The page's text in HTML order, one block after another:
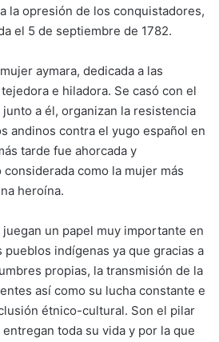
la opresión de los conquistadores,
el 5 de septiembre de 1782.
aymara, dedicada a las
e hiladora. Se casó con el
a él, organizan la resistencia
andinos contra el yugo español en
tarde fue ahorcada y
como la mujer más
heroína.
un papel muy importante en
indígenas ya que gracias a
propias, la transmisión de la
así como su lucha constante e
étnico-cultural. Son el pilar
toda su vida y por la que